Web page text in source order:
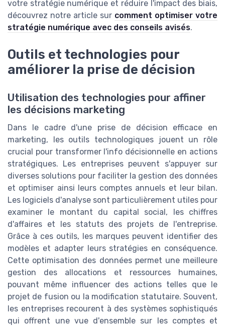
votre stratégie numérique et réduire l'impact des biais,
découvrez notre article sur comment optimiser votre
stratégie numérique avec des conseils avisés.
Outils et technologies pour
améliorer la prise de décision
Utilisation des technologies pour affiner
les décisions marketing
Dans le cadre d'une prise de décision efficace en
marketing, les outils technologiques jouent un rôle
crucial pour transformer l'info décisionnelle en actions
stratégiques. Les entreprises peuvent s'appuyer sur
diverses solutions pour faciliter la gestion des données
et optimiser ainsi leurs comptes annuels et leur bilan.
Les logiciels d'analyse sont particulièrement utiles pour
examiner le montant du capital social, les chiffres
d'affaires et les statuts des projets de l'entreprise.
Grâce à ces outils, les marques peuvent identifier des
modèles et adapter leurs stratégies en conséquence.
Cette optimisation des données permet une meilleure
gestion des allocations et ressources humaines,
pouvant même influencer des actions telles que le
projet de fusion ou la modification statutaire. Souvent,
les entreprises recourent à des systèmes sophistiqués
qui offrent une vue d'ensemble sur les comptes et